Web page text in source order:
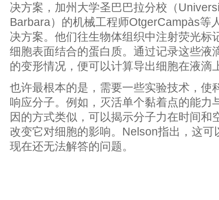
决方案，加州大学圣巴巴拉分校（
Barbara）的机械工程师OtgerCampàs等
决方案。他们往生物体组织中注射荧光标
细胞表面结合的蛋白质。通过记录这些液
的变形情况，便可以计算导出细胞在液滴
也许最根本的是，需要一些实验技术，使
响应分子。例如，灭活单个黏着点的能力
因的方式类似，可以揭示分子力在时间和
改变它对细胞的影响。Nelson指出，这可
现在还无法解答的问题。